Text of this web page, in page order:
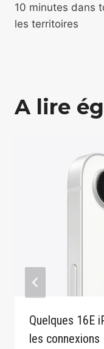
10 minutes dans
les territoires
A lire
Quelques 16E
les